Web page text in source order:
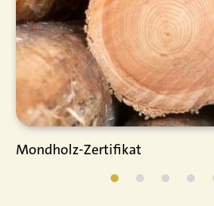
Mondholz-Zertifikat